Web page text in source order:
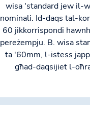
wisa 'standard jew il-
nominali. Id-daqs tal-
60 jikkorrispondi
pereżempju. B. wisa
ta '60mm, l-istess
għad-daqsijiet l-